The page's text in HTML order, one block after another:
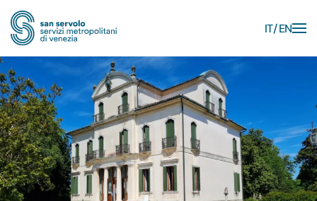
Skip to main content
IT EN